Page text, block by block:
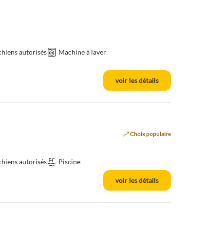
autorisés Machine à laver
voir les détails
Choix populaire
autorisés Piscine
voir les détails